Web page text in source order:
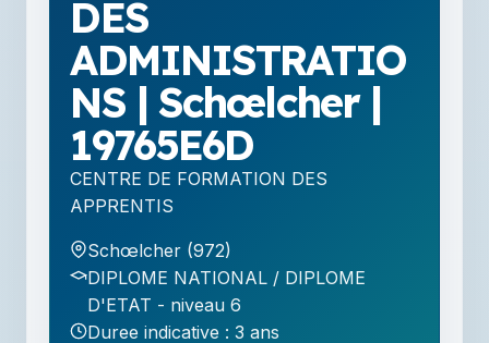
DES
ADMINISTRATIO
NS | Schœlcher |
19765E6D
CENTRE DE FORMATION DES
APPRENTIS
Schœlcher (972)
DIPLOME NATIONAL / DIPLOME
D'ETAT - niveau 6
Duree indicative : 3 ans